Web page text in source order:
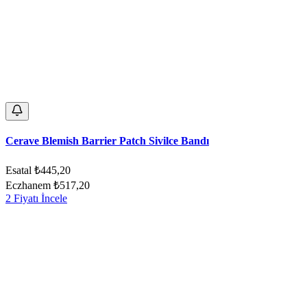
Cerave Blemish Barrier Patch Sivilce Bandı
Esatal ₺445,20
Eczhanem ₺517,20
2 Fiyatı İncele